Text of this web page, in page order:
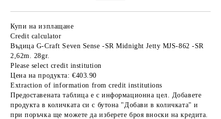
Купи на изплащане
Credit calculator
Въдица G-Craft Seven Sense -SR Midnight Jetty MJS-862 -SR
2,62m. 28gr.
Please select credit institution
Цена на продукта: €403.90
Extraction of information from credit institutions
Предоставената таблица е с информационна цел. Добавете
продукта в количката си с бутона "Добави в количката" и
при поръчка ще можете да изберете броя вноски на кредита.